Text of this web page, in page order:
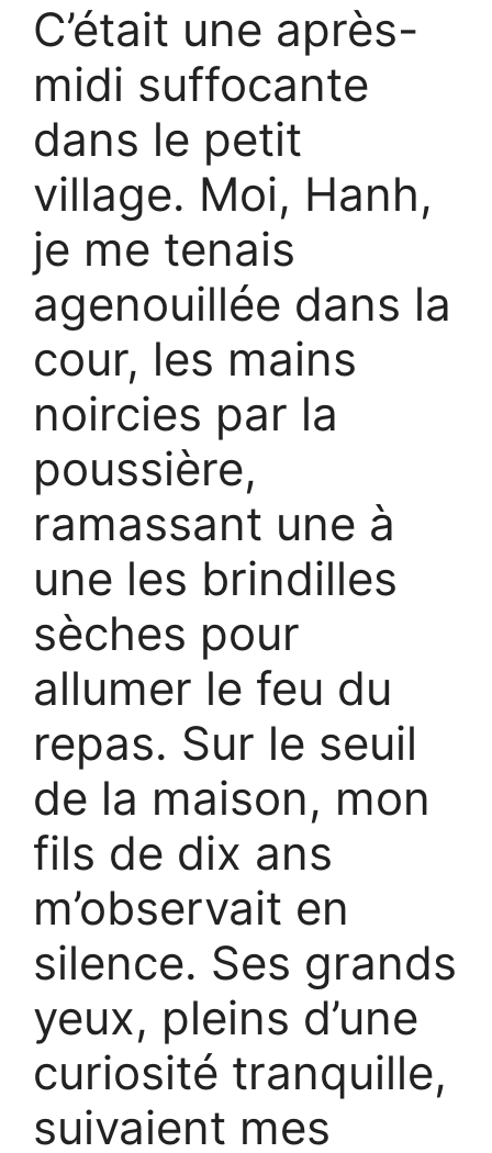
C’était une après-
midi suffocante
dans le petit
village. Moi, Hanh,
je me tenais
agenouillée dans la
cour, les mains
noircies par la
poussière,
ramassant une à
une les brindilles
sèches pour
allumer le feu du
repas. Sur le seuil
de la maison, mon
fils de dix ans
m’observait en
silence. Ses grands
yeux, pleins d’une
curiosité tranquille,
suivaient mes